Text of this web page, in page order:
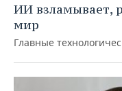
ИИ взламывает,
мир
Главные